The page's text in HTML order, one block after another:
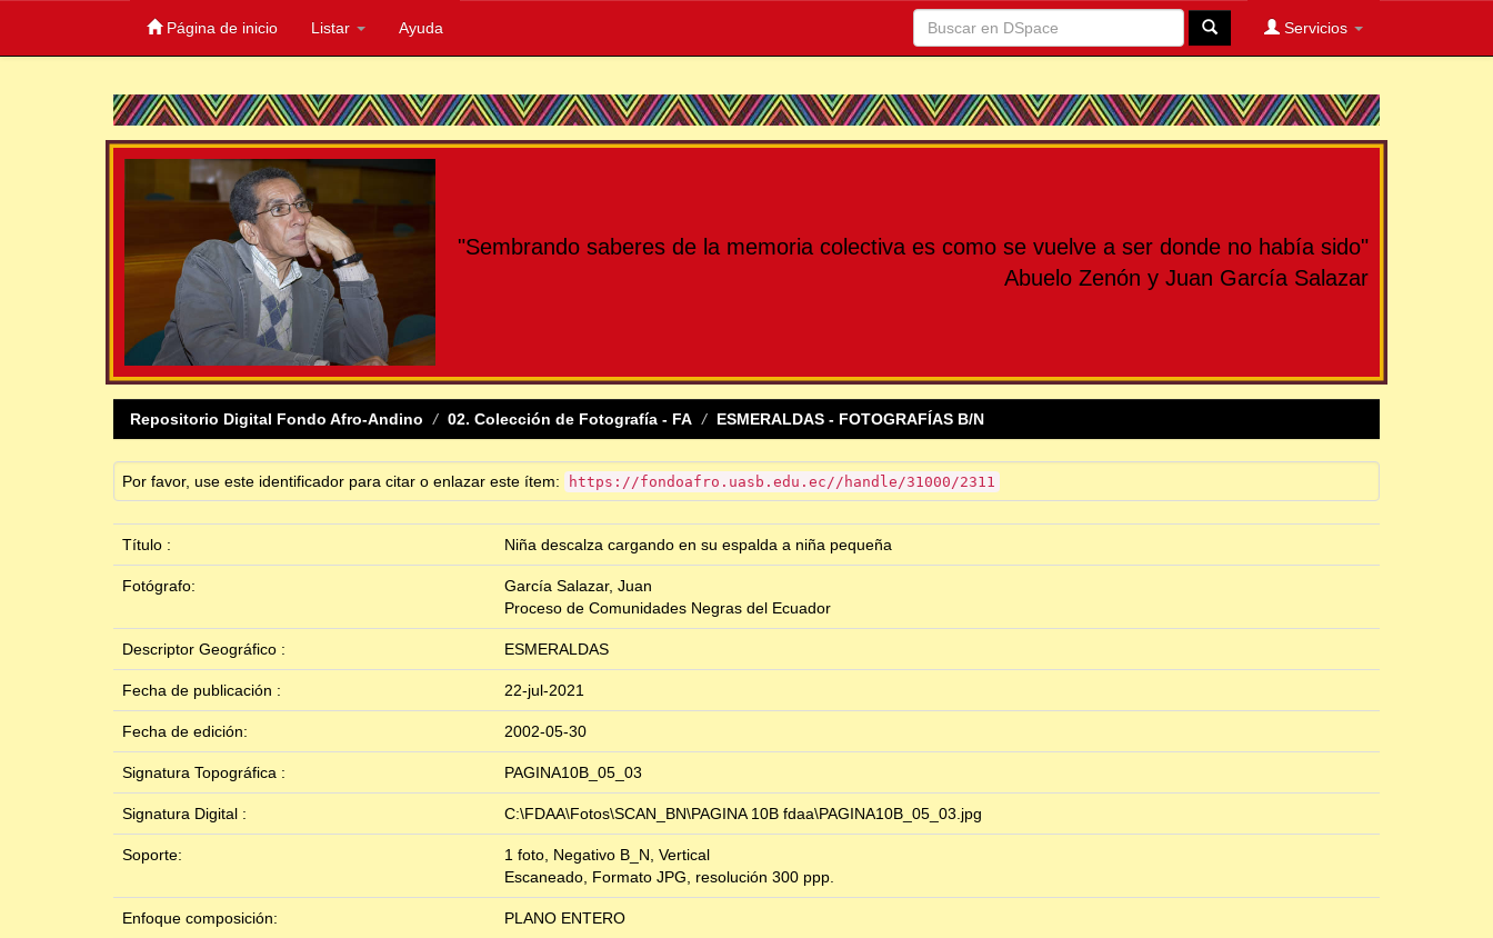
Página de inicio Listar Ayuda Servicios
"Sembrando saberes de la memoria colectiva es como se vuelve a ser donde no había sido"
Abuelo Zenón y Juan García Salazar
Repositorio Digital Fondo Afro-Andino 02. Colección de Fotografía - FA ESMERALDAS - FOTOGRAFÍAS B/N
Por favor, use este identificador para citar o enlazar este ítem: https://fondoafro.uasb.edu.ec//handle/31000/2311
Título : Niña descalza cargando en su espalda a niña pequeña
Fotógrafo:
García Salazar, Juan
Proceso de Comunidades Negras del Ecuador
Descriptor Geográfico : ESMERALDAS
Fecha de publicación : 22-jul-2021
Fecha de edición: 2002-05-30
Signatura Topográfica : PAGINA10B_05_03
Signatura Digital : C:\FDAA\Fotos\SCAN_BN\PAGINA 10B fdaa\PAGINA10B_05_03.jpg
Soporte:
1 foto, Negativo B_N, Vertical
Escaneado, Formato JPG, resolución 300 ppp.
Enfoque composición: PLANO ENTERO